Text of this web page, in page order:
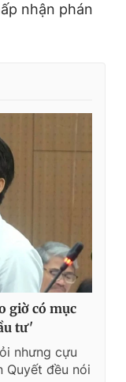
nhận phán
giờ có mục
tư'
nhưng cựu
Quyết đều nói